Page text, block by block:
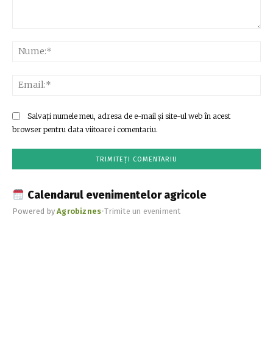
Salvați numele meu, adresa de e-mail și site-ul web în acest
browser pentru data viitoare i comentariu.
Calendarul evenimentelor agricole
Powered byAgrobiznes•Trimite un eveniment